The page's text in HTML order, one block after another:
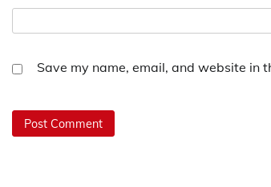
Save my name, email, and website in